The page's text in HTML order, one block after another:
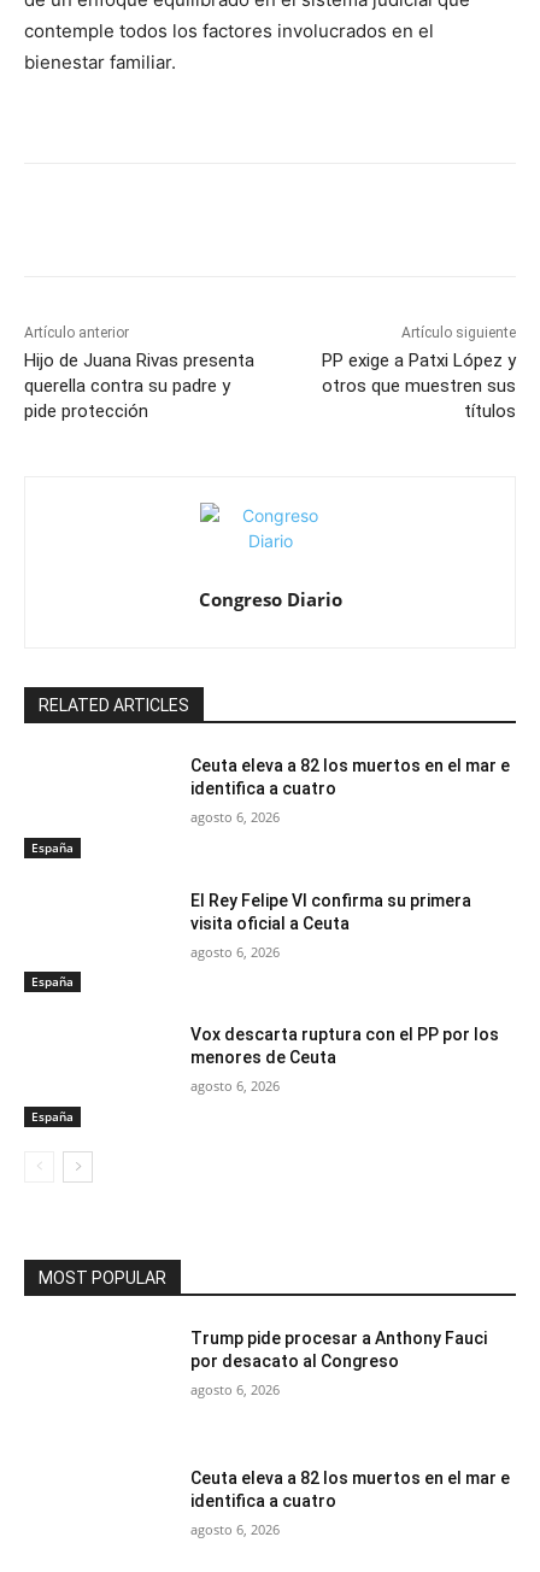
contemple todos los factores involucrados en el
bienestar familiar.
Artículo anterior
Hijo de Juana Rivas presenta
querella contra su padre y
pide protección
Artículo siguiente
PP exige a Patxi López y
otros que muestren sus
títulos
Congreso Diario
RELATED ARTICLES
España
Ceuta eleva a 82 los muertos en el mar e
identifica a cuatro
agosto 6, 2026
España
El Rey Felipe VI confirma su primera
visita oficial a Ceuta
agosto 6, 2026
España
Vox descarta ruptura con el PP por los
menores de Ceuta
agosto 6, 2026
MOST POPULAR
Trump pide procesar a Anthony Fauci
por desacato al Congreso
agosto 6, 2026
Ceuta eleva a 82 los muertos en el mar e
identifica a cuatro
agosto 6, 2026